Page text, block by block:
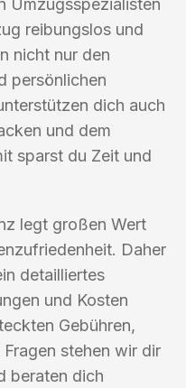
Umzugsspezialisten
reibungslos und
nicht nur den
persönlichen
dich auch
und dem
sparst du Zeit und
legt großen Wert
Daher
detailliertes
und Kosten
Gebühren,
stehen wir dir
beraten dich